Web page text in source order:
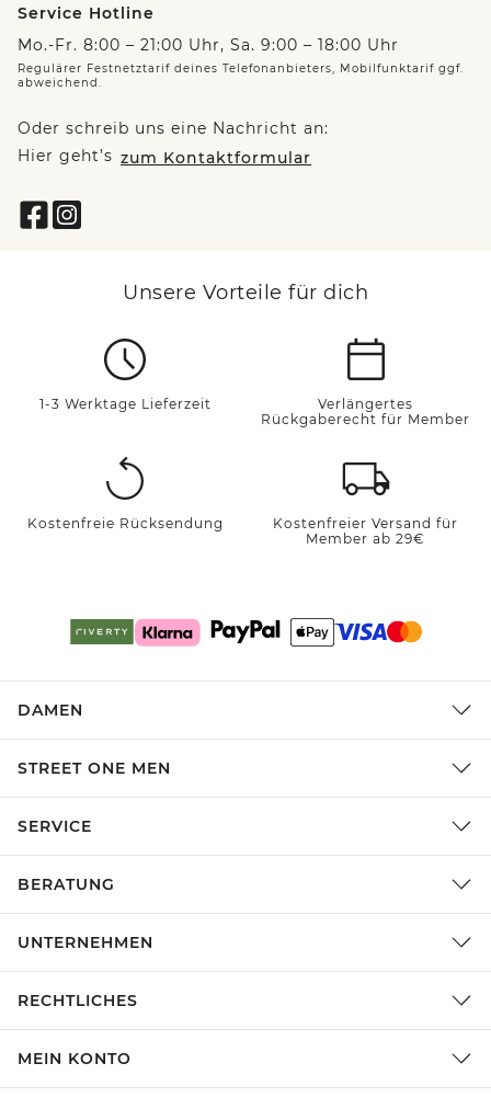
Service Hotline
Mo.-Fr. 8:00 – 21:00 Uhr, Sa. 9:00 – 18:00 Uhr
Regulärer Festnetztarif deines Telefonanbieters, Mobilfunktarif ggf.
abweichend.
Oder schreib uns eine Nachricht an:
Hier geht’s zum Kontaktformular
Unsere Vorteile für dich
1-3 Werktage Lieferzeit
Verlängertes
Rückgaberecht für Member
Kostenfreie Rücksendung
Kostenfreier Versand für
Member ab 29€
DAMEN
STREET ONE MEN
SERVICE
BERATUNG
UNTERNEHMEN
RECHTLICHES
MEIN KONTO